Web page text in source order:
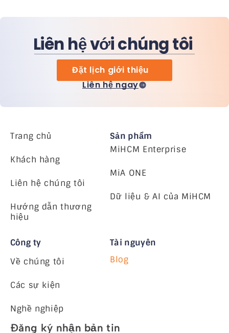
Liên hệ với chúng tôi
Đặt lịch giới thiệu
Liên hệ ngay
Trang chủ
Khách hàng
Liên hệ chúng tôi
Hướng dẫn thương
hiệu
Sản phẩm
MiHCM Enterprise
MiA ONE
Dữ liệu & AI của MiHCM
Công ty
Về chúng tôi
Các sự kiện
Nghề nghiệp
Tài nguyên
Blog
Đăng ký nhận bản tin